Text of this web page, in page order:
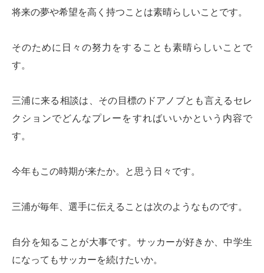
将来の夢や希望を高く持つことは素晴らしいことです。
そのために日々の努力をすることも素晴らしいことで
す。
三浦に来る相談は、その目標のドアノブとも言えるセレ
クションでどんなプレーをすればいいかという内容で
す。
今年もこの時期が来たか。と思う日々です。
三浦が毎年、選手に伝えることは次のようなものです。
自分を知ることが大事です。サッカーが好きか、中学生
になってもサッカーを続けたいか。